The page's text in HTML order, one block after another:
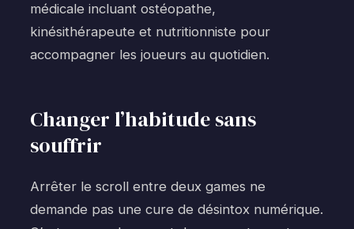
médicale incluant ostéopathe,
kinésithérapeute et nutritionniste pour
accompagner les joueurs au quotidien.
Changer l’habitude sans
souffrir
Arrêter le scroll entre deux games ne
demande pas une cure de désintox numérique.